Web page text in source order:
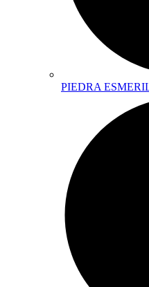
PIEDRA